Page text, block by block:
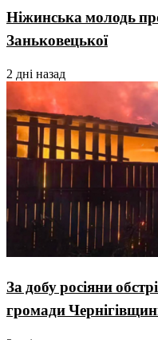
Ніжинська молодь
Заньковецької
2 дні назад
За добу росіяни
громади